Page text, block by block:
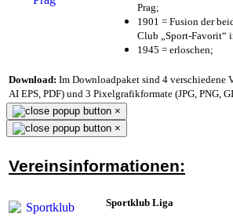
Prag;
1901 = Fusion der
Club „Sport-Favorit“
1945 = erloschen;
Download: Im Downloadpaket sind 4 verschiedene
AI EPS, PDF) und 3 Pixelgrafikformate (JPG, PNG,
×
×
Vereinsinformationen:
Sportklub Liga